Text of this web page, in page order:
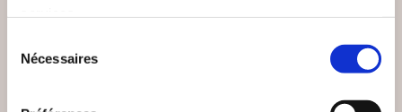
Nécessaires
(0 avis)